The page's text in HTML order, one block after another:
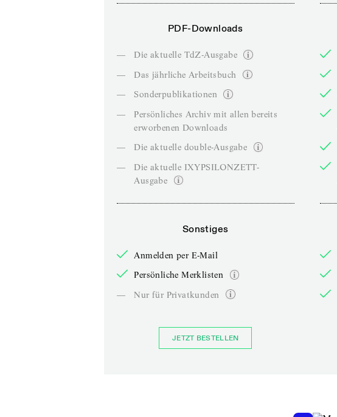
PDF-Downloads
—
Die aktuelle TdZ-Ausgabe
—
Das jährliche Arbeitsbuch
—
Sonderpublikationen
—
Persönliches Archiv mit allen bereits
erworbenen Downloads
—
Die aktuelle double-Ausgabe
—
Die aktuelle IXYPSILONZETT-
Ausgabe
Sonstiges
Anmelden per E-Mail
Persönliche Merklisten
—
Nur für Privatkunden
JETZT BESTELLEN